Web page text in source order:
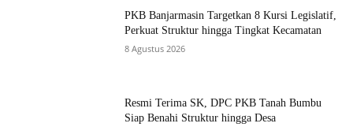
PKB Banjarmasin Targetkan 8 Kursi Legislatif,
Perkuat Struktur hingga Tingkat Kecamatan
8 Agustus 2026
Resmi Terima SK, DPC PKB Tanah Bumbu
Siap Benahi Struktur hingga Desa